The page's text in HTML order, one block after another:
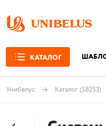
КАТАЛОГ
Унибелус Каталог (58253)